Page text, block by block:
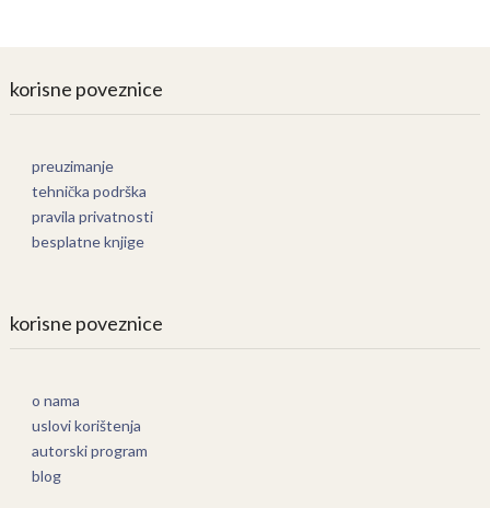
korisne poveznice
preuzimanje
tehnička podrška
pravila privatnosti
besplatne knjige
korisne poveznice
o nama
uslovi korištenja
autorski program
blog